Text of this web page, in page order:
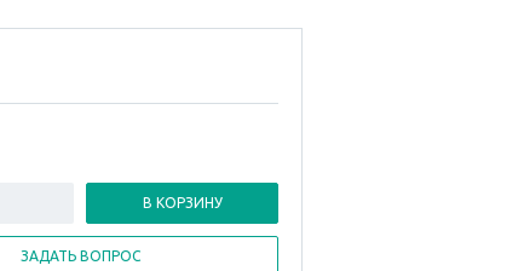
В КОРЗИНУ
ЗАДАТЬ ВОПРОС